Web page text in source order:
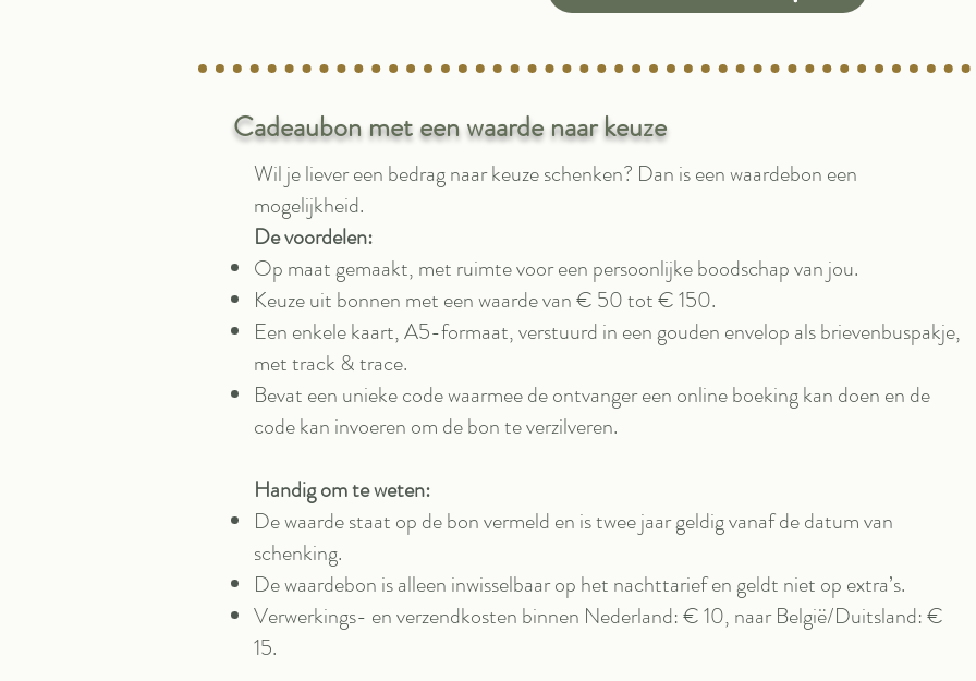
Cadeaubon met een waarde naar keuze
Wil je liever een bedrag naar keuze schenken? Dan is een waardebon een
mogelijkheid.
De voordelen:
Op maat gemaakt, met ruimte voor een persoonlijke boodschap van jou.
Keuze uit bonnen met een waarde van € 50 tot € 150.
Een enkele kaart, A5-formaat, verstuurd in een gouden envelop als brievenbuspakje,
met track & trace.
Bevat een unieke code waarmee de ontvanger een online boeking kan doen en de
code kan invoeren om de bon te verzilveren.
Handig om te weten:
De waarde staat op de bon vermeld en is twee jaar geldig vanaf de datum van
schenking.
De waardebon is alleen inwisselbaar op het nachttarief en geldt niet op extra’s.
Verwerkings- en verzendkosten binnen Nederland: € 10, naar België/Duitsland: €
15.